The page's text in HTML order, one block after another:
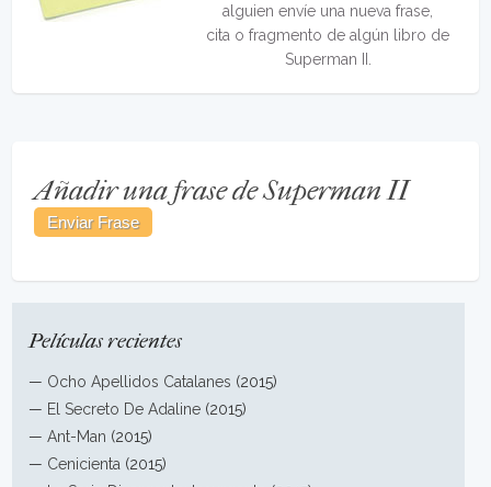
alguien envíe una nueva frase,
cita o fragmento de algún libro de
Superman II.
Añadir una frase de Superman II
Películas recientes
— Ocho Apellidos Catalanes (2015)
— El Secreto De Adaline (2015)
—Ant-Man (2015)
— Cenicienta (2015)